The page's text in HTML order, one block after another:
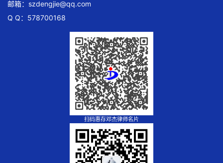
邮箱： szdengjie@qq.com
Q Q：578700168
扫码惠存邓杰律师名片